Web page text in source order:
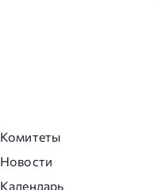
Комитеты
Новости
Календарь